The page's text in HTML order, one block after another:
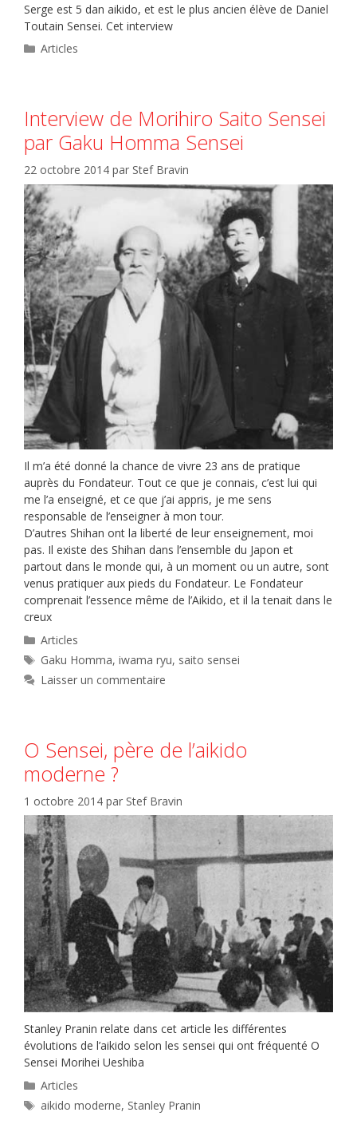
Serge est 5 dan aikido, et est le plus ancien élève de Daniel
Toutain Sensei. Cet interview
Catégories
Articles
Interview de Morihiro Saito Sensei
par Gaku Homma Sensei
22 octobre 2014 par Stef Bravin
Il m’a été donné la chance de vivre 23 ans de pratique
auprès du Fondateur. Tout ce que je connais, c’est lui qui
me l’a enseigné, et ce que j’ai appris, je me sens
responsable de l’enseigner à mon tour.
D’autres Shihan ont la liberté de leur enseignement, moi
pas. Il existe des Shihan dans l’ensemble du Japon et
partout dans le monde qui, à un moment ou un autre, sont
venus pratiquer aux pieds du Fondateur. Le Fondateur
comprenait l’essence même de l’Aikido, et il la tenait dans le
creux
Catégories
Articles
Étiquettes
Gaku Homma,iwama ryu, saito sensei
Laisser un commentaire
O Sensei, père de l’aikido
moderne ?
1 octobre 2014 par Stef Bravin
Stanley Pranin relate dans cet article les différentes
évolutions de l’aikido selon les sensei qui ont fréquenté O
Sensei Morihei Ueshiba
Catégories
Articles
Étiquettes
aikido moderne, Stanley Pranin